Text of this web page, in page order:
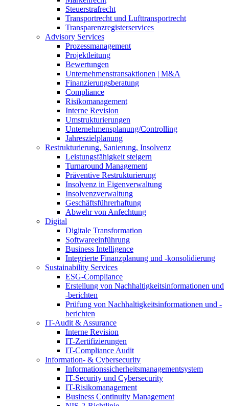
Steuerstrafrecht
Transportrecht und Lufttransportrecht
Transparenzregisterservices
Advisory Services
Prozessmanagement
Projektleitung
Bewertungen
Unternehmenstransaktionen | M&A
Finanzierungsberatung
Compliance
Risikomanagement
Interne Revision
Umstrukturierungen
Unternehmensplanung/Controlling
Jahreszielplanung
Restrukturierung, Sanierung, Insolvenz
Leistungsfähigkeit steigern
Turnaround Management
Präventive Restrukturierung
Insolvenz in Eigenverwaltung
Insolvenzverwaltung
Geschäftsführerhaftung
Abwehr von Anfechtung
Digital
Digitale Transformation
Softwareeinführung
Business Intelligence
Integrierte Finanzplanung und -konsolidierung
Sustainability Services
ESG-Compliance
Erstellung von Nachhaltigkeitsinformationen und
-berichten
Prüfung von Nachhaltigkeitsinformationen und -
berichten
IT-Audit & Assurance
Interne Revision
IT-Zertifizierungen
IT-Compliance Audit
Information- & Cybersecurity
Informationssicherheitsmanagementsystem
IT-Security und Cybersecurity
IT-Risikomanagement
Business Continuity Management